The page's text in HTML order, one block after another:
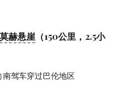
莫赫悬崖 （150公里，2.5小
南驾车穿过巴伦地区